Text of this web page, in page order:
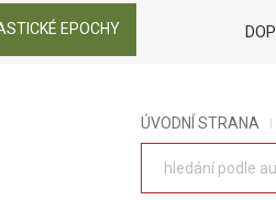
EPOCHY
ÚVODNÍ STRANA